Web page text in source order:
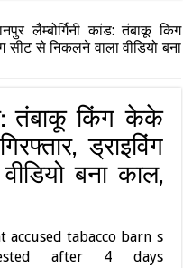
लैम्बोर्गिनी कांड: तंबाकू किंग
सीट से निकलने वाला वीडियो बना
तंबाकू किंग केके
ड्राइविंग
बना काल,